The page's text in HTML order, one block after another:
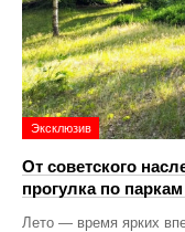
Эксклюзив
От советского
прогулка по
Лето — время ярких